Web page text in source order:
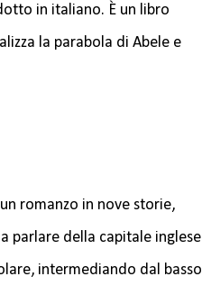
in italiano. È un libro
la parabola di Abele e
romanzo in nove storie,
parlare della capitale inglese
intermediando dal basso